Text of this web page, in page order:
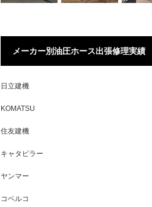
メーカー別油圧ホース出張修理実績
日立建機
KOMATSU
住友建機
キャタピラー
ヤンマー
コベルコ